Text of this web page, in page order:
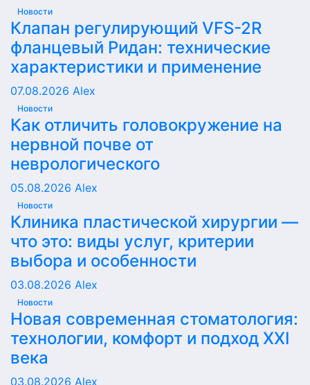
Новости
Клапан регулирующий VFS-2R
фланцевый Ридан: технические
характеристики и применение
07.08.2026 Alex
Новости
Как отличить головокружение на
нервной почве от
неврологического
05.08.2026 Alex
Новости
Клиника пластической хирургии —
что это: виды услуг, критерии
выбора и особенности
03.08.2026 Alex
Новости
Новая современная стоматология:
технологии, комфорт и подход XXI
века
03.08.2026 Alex